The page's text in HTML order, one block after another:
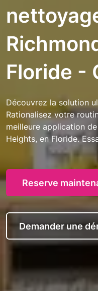
Floride -
Découvrez la solution
Rationalisez votre
meilleure application
Heights, en Floride.
Reserve
Demander une